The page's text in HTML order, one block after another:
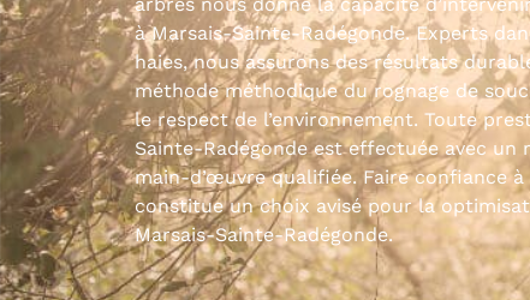
à Marsais-Sainte-Radégonde. Experts
haies, nous assurons des résultats
méthode méthodique du rognage de
le respect de l’environnement. Toute
Sainte-Radégonde est effectuée avec un
main-d’œuvre qualifiée. Faire confiance à
constitue un choix avisé pour la
Marsais-Sainte-Radégonde.